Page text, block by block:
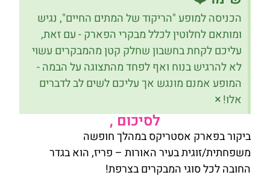
הכניסה למופע "הריקוד של המתים החיים", נגיש
ומותאם לחלוטין לכלל מבקרי הפארק - עם זאת,
עליכם לקחת בחשבון שחלק קטן מהמבקרים עשוי
לא להרגיש בנוח ואף לפחד מהתצוגה על הבמה -
המופע אמנם מונגש אך עליכם לשים לב לדברים
אלו!×
לסיכום ,
ביקור בפארק אסטריקס במהלך חופשה
משפחתית/זוגית בעיר האורות – פריז, הוא בגדר
החובה לכל סוגי המבקרים בצרפת!